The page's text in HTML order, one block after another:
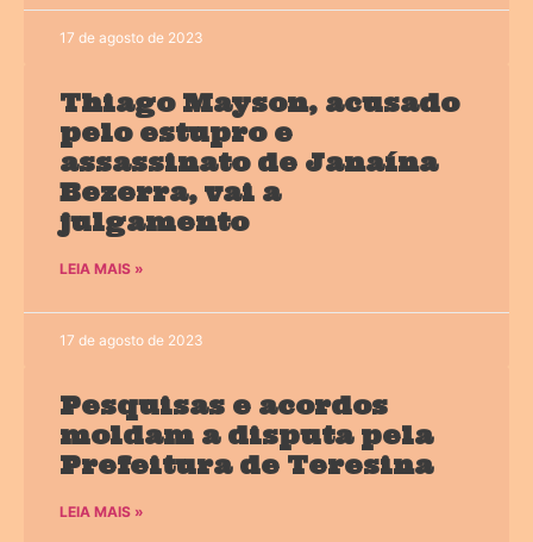
17 de agosto de 2023
Thiago Mayson, acusado
pelo estupro e
assassinato de Janaína
Bezerra, vai a
julgamento
LEIA MAIS »
17 de agosto de 2023
Pesquisas e acordos
moldam a disputa pela
Prefeitura de Teresina
LEIA MAIS »